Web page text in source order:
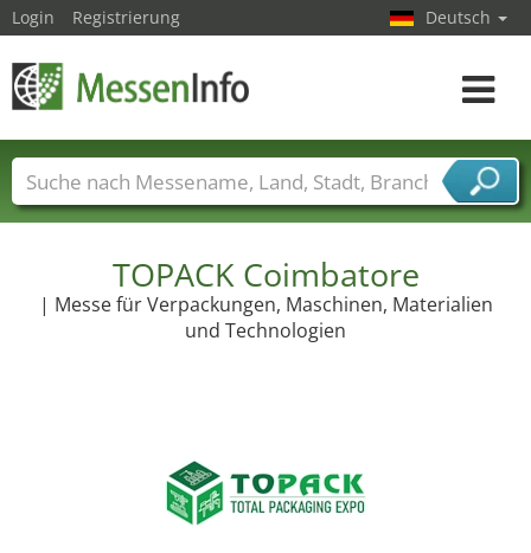
TOPACK Coimbatore
| Messe für Verpackungen, Maschinen, Materialien
und Technologien
Login Registrierung Deutsch
Toggle
Messenamen Länder Städte
Branchen